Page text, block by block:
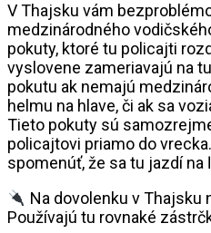
V Thajsku vám
medzinárodného
pokuty, ktoré tu policajti
vyslovene zameriavajú na
pokutu ak nemajú
helmu na hlave, či ak sa
Tieto pokuty sú
policajtovi priamo do
spomenúť, že sa tu jazdí na
Na dovolenku v Thajsku
Používajú tu rovnaké